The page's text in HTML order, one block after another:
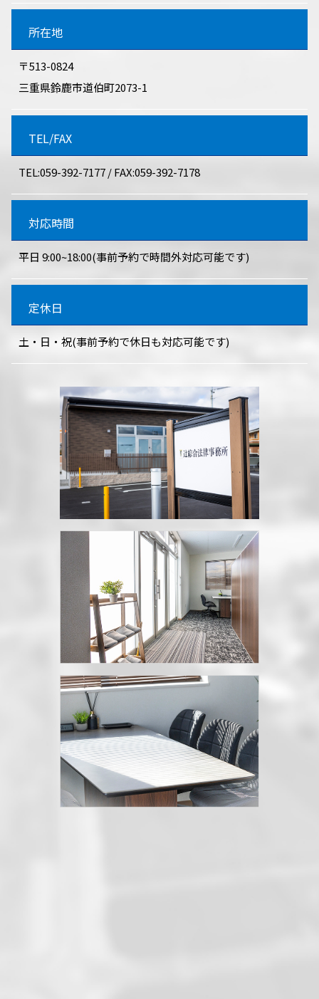
所在地
〒513-0824
三重県鈴鹿市道伯町2073-1
TEL/FAX
TEL:059-392-7177 / FAX:059-392-7178
対応時間
平日 9:00~18:00(事前予約で時間外対応可能です)
定休日
土・日・祝(事前予約で休日も対応可能です)